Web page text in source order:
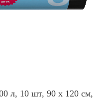
л, 10 шт, 90 х 120 см,